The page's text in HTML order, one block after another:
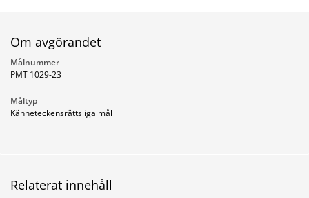
Om avgörandet
Målnummer
PMT 1029-23
Måltyp
Känneteckensrättsliga mål
Relaterat innehåll